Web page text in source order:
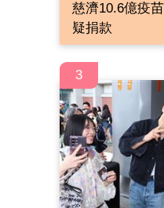
慈濟10.6億疫
疑捐款
3